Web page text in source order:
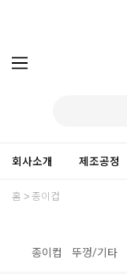
회사소개 제조공정
홈 종이컵
종이컵 뚜껑/기타